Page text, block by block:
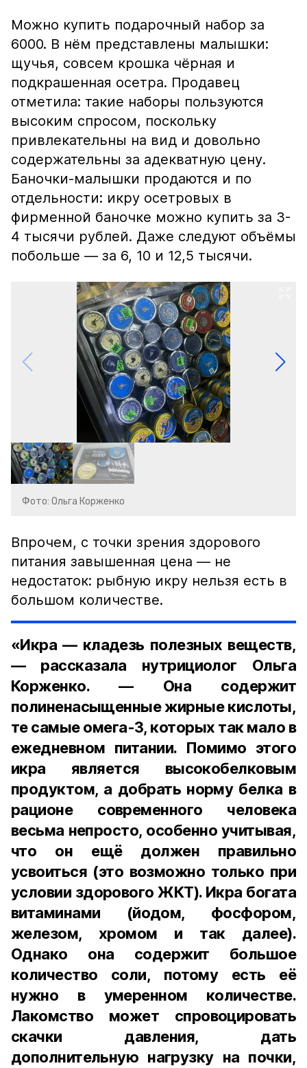
Можно купить подарочный набор за
6000. В нём представлены малышки:
щучья, совсем крошка чёрная и
подкрашенная осетра. Продавец
отметила: такие наборы пользуются
высоким спросом, поскольку
привлекательны на вид и довольно
содержательны за адекватную цену.
Баночки-малышки продаются и по
отдельности: икру осетровых в
фирменной баночке можно купить за 3-
4 тысячи рублей. Даже следуют объёмы
побольше — за 6, 10 и 12,5 тысячи.
Фото: Ольга Корженко
Впрочем, с точки зрения здорового
питания завышенная цена — не
недостаток: рыбную икру нельзя есть в
большом количестве.
«Икра — кладезь полезных веществ,
— рассказала нутрициолог Ольга
Корженко. — Она содержит
полиненасыщенные жирные кислоты,
те самые омега-3, которых так мало в
ежедневном питании. Помимо этого
икра является высокобелковым
продуктом, а добрать норму белка в
рационе современного человека
весьма непросто, особенно учитывая,
что он ещё должен правильно
усвоиться (это возможно только при
условии здорового ЖКТ). Икра богата
витаминами (йодом, фосфором,
железом, хромом и так далее).
Однако она содержит большое
количество соли, потому есть её
нужно в умеренном количестве.
Лакомство может спровоцировать
скачки давления, дать
дополнительную нагрузку на почки,